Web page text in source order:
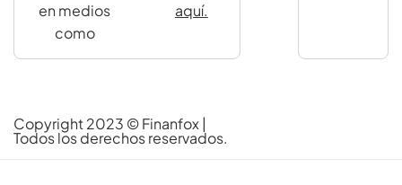
en medios
como
aquí.
Copyright 2023 ©Finanfox|
Todos los derechos reservados.